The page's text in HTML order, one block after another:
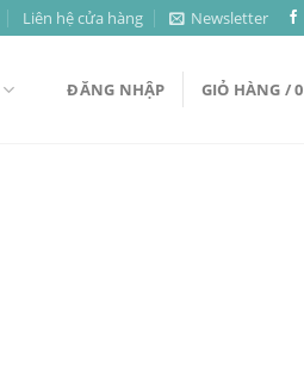
Liên hệ cửa hàng Newsletter
ĐĂNG NHẬP GIỎ HÀNG /0